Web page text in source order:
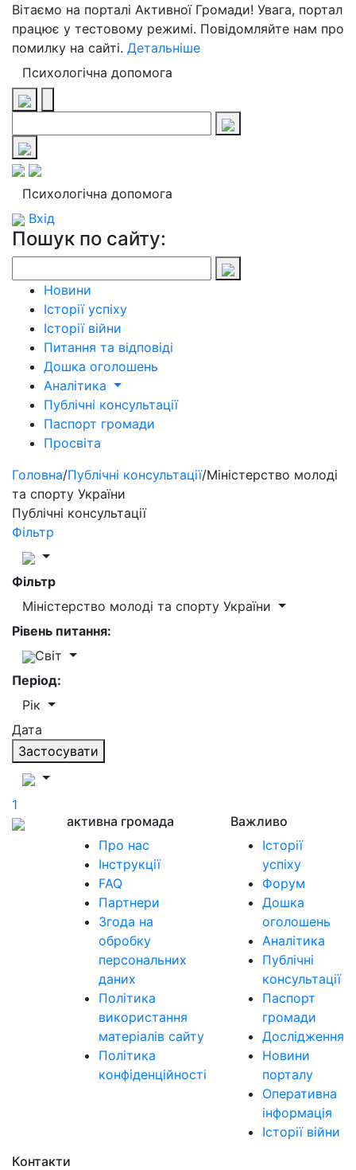
Вітаємо на порталі Активної Громади! Увага, портал
працює у тестовому режимі. Повідомляйте нам про
помилку на сайті. Детальніше
Психологічна допомога
Психологічна допомога
Вхід
Пошук по сайту:
Новини
Історії успіху
Історії війни
Питання та відповіді
Дошка оголошень
Аналітика
Публічні консультації
Паспорт громади
Просвіта
Головна/Публічні консультації/Міністерство молоді
та спорту України
Публічні консультації
Фільтр
Фільтр
Міністерство молоді та спорту України
Рівень питання:
Світ
Період:
Рік
Дата
Застосувати
1
активна громада
Про нас
Інструкції
FAQ
Партнери
Згода на
обробку
персональних
даних
Політика
використання
матеріалів сайту
Політика
конфіденційності
Важливо
Історії
успіху
Форум
Дошка
оголошень
Аналітика
Публічні
консультації
Паспорт
громади
Дослідження
Новини
порталу
Оперативна
інформація
Історії війни
Контакти